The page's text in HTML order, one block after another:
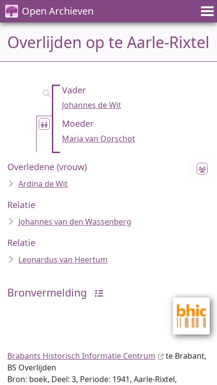
Open Archieven
Overlijden op te Aarle-Rixtel
Vader
Johannes de Wit
Moeder
Maria van Oorschot
Overledene (vrouw)
Ardina de Wit
Relatie
Johannes van den Wassenberg
Relatie
Leonardus van Heertum
Bronvermelding
Brabants Historisch Informatie Centrum
te Brabant,
BS Overlijden
Bron: boek, Deel: 3, Periode: 1941, Aarle-Rixtel,